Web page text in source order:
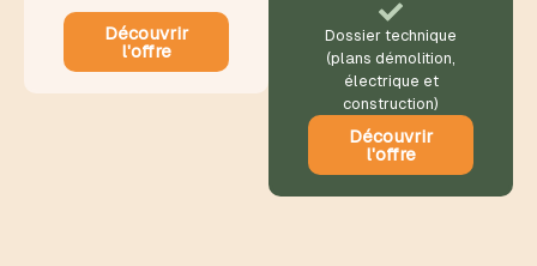
Découvrir
l'offre
Dossier technique
(plans démolition,
électrique et
construction)
Découvrir
l'offre